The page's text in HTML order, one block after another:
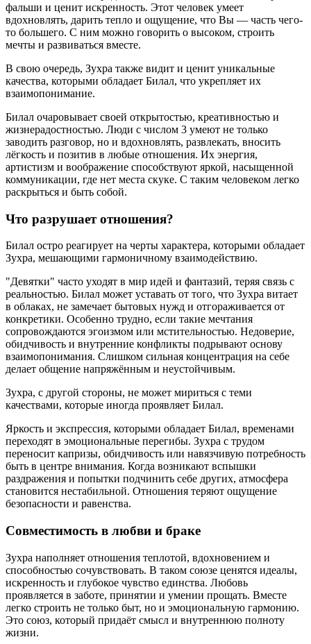
фальши и ценит искренность. Этот человек умеет
вдохновлять, дарить тепло и ощущение, что Вы — часть чего-
то большего. С ним можно говорить о высоком, строить
мечты и развиваться вместе.
В свою очередь, Зухра также видит и ценит уникальные
качества, которыми обладает Билал, что укрепляет их
взаимопонимание.
Билал очаровывает своей открытостью, креативностью и
жизнерадостностью. Люди с числом 3 умеют не только
заводить разговор, но и вдохновлять, развлекать, вносить
лёгкость и позитив в любые отношения. Их энергия,
артистизм и воображение способствуют яркой, насыщенной
коммуникации, где нет места скуке. С таким человеком легко
раскрыться и быть собой.
Что разрушает отношения?
Билал остро реагирует на черты характера, которыми обладает
Зухра, мешающими гармоничному взаимодействию.
"Девятки" часто уходят в мир идей и фантазий, теряя связь с
реальностью. Билал может уставать от того, что Зухра витает
в облаках, не замечает бытовых нужд и отгораживается от
конкретики. Особенно трудно, если такие мечтания
сопровождаются эгоизмом или мстительностью. Недоверие,
обидчивость и внутренние конфликты подрывают основу
взаимопонимания. Слишком сильная концентрация на себе
делает общение напряжённым и неустойчивым.
Зухра, с другой стороны, не может мириться с теми
качествами, которые иногда проявляет Билал.
Яркость и экспрессия, которыми обладает Билал, временами
переходят в эмоциональные перегибы. Зухра с трудом
переносит капризы, обидчивость или навязчивую потребность
быть в центре внимания. Когда возникают вспышки
раздражения и попытки подчинить себе других, атмосфера
становится нестабильной. Отношения теряют ощущение
безопасности и равенства.
Совместимость в любви и браке
Зухра наполняет отношения теплотой, вдохновением и
способностью сочувствовать. В таком союзе ценятся идеалы,
искренность и глубокое чувство единства. Любовь
проявляется в заботе, принятии и умении прощать. Вместе
легко строить не только быт, но и эмоциональную гармонию.
Это союз, который придаёт смысл и внутреннюю полноту
жизни.